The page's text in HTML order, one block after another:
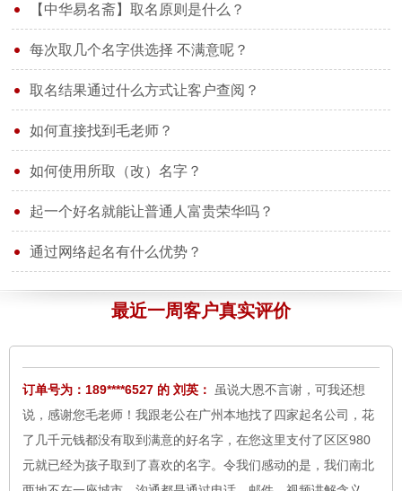
【中华易名斋】取名原则是什么？
每次取几个名字供选择 不满意呢？
取名结果通过什么方式让客户查阅？
如何直接找到毛老师？
如何使用所取（改）名字？
起一个好名就能让普通人富贵荣华吗？
通过网络起名有什么优势？
最近一周客户真实评价
细心周到、不厌其烦全心全意的服务感动了我，同时也温暖了我
一颗灰心丧气的心。我发自内向的向您道一声 ：谢谢！您辛苦
了！
8月6日
订单号为：156****5687 的 于先生：
师，所取的名字家人很满意，我们研究选定；于卓含，小名；珍
妮，明天报户口。8月6日
说，感谢您毛老师！我跟老公在广州本地找了四家起名公司，花
了几千元钱都没有取到满意的好名字，在您这里支付了区区980
元就已经为孩子取到了喜欢的名字。令我们感动的是，我们南北
两地不在一座城市，沟通都是通过电话，邮件，视频讲解含义。
毛老师您的认真，您的专业知识，真诚、耐心和对我们家长的包